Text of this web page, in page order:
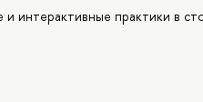
и интерактивные практики в